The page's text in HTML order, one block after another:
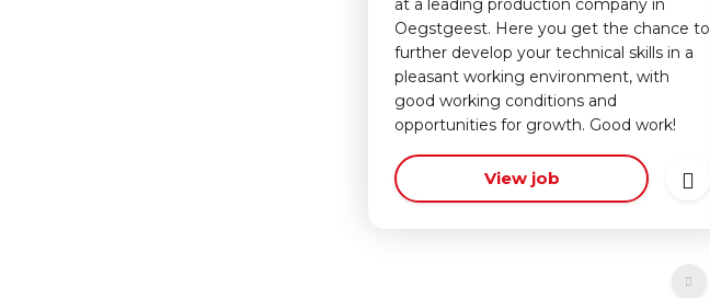
at a leading production company in
Oegstgeest. Here you get the chance to
further develop your technical skills in a
pleasant working environment, with
good working conditions and
opportunities for growth. Good work!
View job